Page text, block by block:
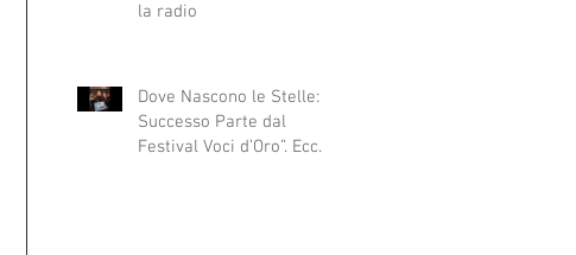
la radio
Dove Nascono le Stelle: Il
Successo Parte dal
Festival Voci d’Oro”. Ecco